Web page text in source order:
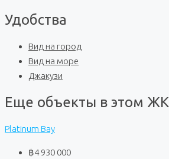
Удобства
Вид на город
Вид на море
Джакузи
Еще объекты в этом ЖК
Platinum Bay
฿4 930 000